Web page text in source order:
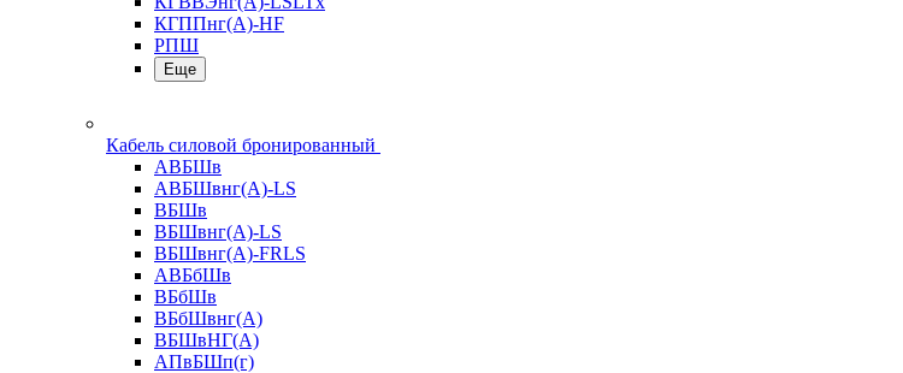
КГППнг(А)-HF
РПШ
Еще
Кабель силовой бронированный
АВБШв
АВБШвнг(А)-LS
ВБШв
ВБШвнг(А)-LS
ВБШвнг(А)-FRLS
АВБбШв
ВБбШв
ВБбШвнг(А)
ВБШвНГ(А)
АПвБШп(г)